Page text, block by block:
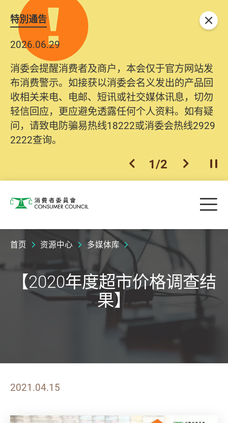
特別通告
2026.06.29
消委会提醒消费者及商户，本会仅于官方网站发
布消费警示。如接获以消委会名义发出的产品回
收相关来电、电邮、短讯或社交媒体讯息，切勿
轻信回应，更应避免透露任何个人资料。如有疑
问，请致电防骗易热线18222或消委会热线2929
2222查询。
上一个
1/2 下一个开
关闭
消费者委员会 目
首页 资源中心 多媒体库
【2020年度超市价格调查结
果】
2021.04.15